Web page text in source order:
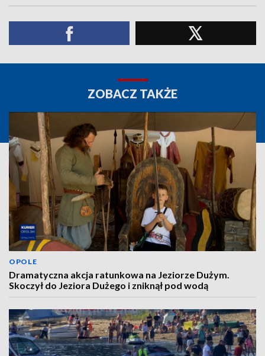
ZOBACZ TAKŻE
OPOLE
Dramatyczna akcja ratunkowa na Jeziorze Dużym.
Skoczył do Jeziora Dużego i zniknął pod wodą